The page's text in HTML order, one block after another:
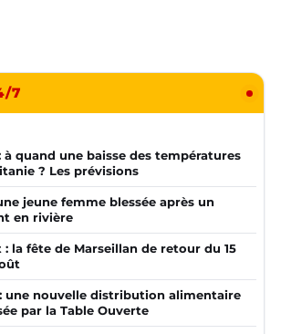
7
à quand une baisse des températures
? Les prévisions
jeune femme blessée après un
en rivière
: la fête de Marseillan de retour du 15
une nouvelle distribution alimentaire
par la Table Ouverte